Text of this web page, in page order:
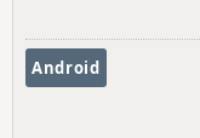
Android